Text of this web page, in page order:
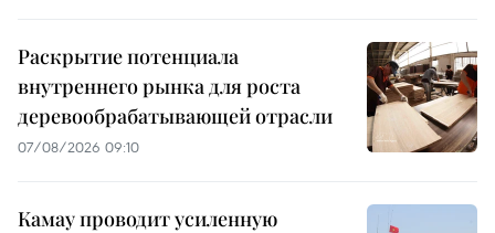
Раскрытие потенциала
внутреннего рынка для роста
деревообрабатывающей отрасли
07/08/2026 09:10
Камау проводит усиленную